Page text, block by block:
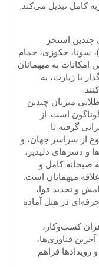
کامل تبدیل می‌کند.
چندین استخر
سونا، جکوزی، حمام
به میهمانان
یا زیارت، به
میزبان چندین
است. از
گرفته تا
از سراسر جهان، و
و دسرهای دلپذیر،
صبحانه کامل و
میهمانان است.
و تجدید قوا،
در هتل آماده
کسب‌وکار،
فناوری‌ها،
فراهم